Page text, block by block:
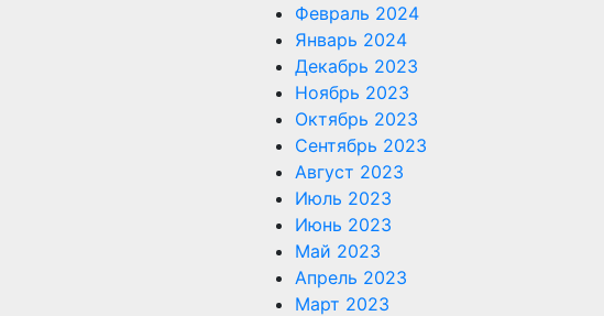
Февраль 2024
Январь 2024
Декабрь 2023
Ноябрь 2023
Октябрь 2023
Сентябрь 2023
Август 2023
Июль 2023
Июнь 2023
Май 2023
Апрель 2023
Март 2023